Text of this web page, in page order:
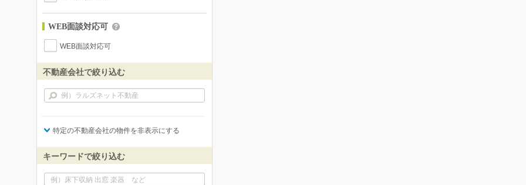
WEB面談対応可
WEB面談対応可
不動産会社で絞り込む
特定の不動産会社の物件を非表示にする
キーワードで絞り込む